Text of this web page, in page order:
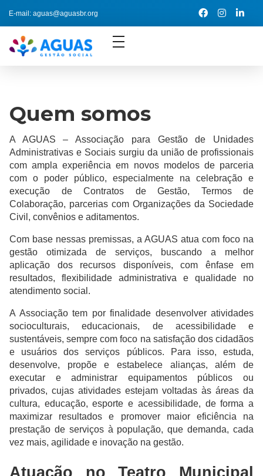
E-mail: aguas@aguasbr.org
Quem somos
A AGUAS – Associação para Gestão de Unidades
Administrativas e Sociais surgiu da união de profissionais
com ampla experiência em novos modelos de parceria
com o poder público, especialmente na celebração e
execução de Contratos de Gestão, Termos de
Colaboração, parcerias com Organizações da Sociedade
Civil, convênios e aditamentos.
Com base nessas premissas, a AGUAS atua com foco na
gestão otimizada de serviços, buscando a melhor
aplicação dos recursos disponíveis, com ênfase em
resultados, flexibilidade administrativa e qualidade no
atendimento social.
A Associação tem por finalidade desenvolver atividades
socioculturais, educacionais, de acessibilidade e
sustentáveis, sempre com foco na satisfação dos cidadãos
e usuários dos serviços públicos. Para isso, estuda,
desenvolve, propõe e estabelece alianças, além de
executar e administrar equipamentos públicos ou
privados, cujas atividades estejam voltadas às áreas da
cultura, educação, esporte e acessibilidade, de forma a
maximizar resultados e promover maior eficiência na
prestação de serviços à população, que demanda, cada
vez mais, agilidade e inovação na gestão.